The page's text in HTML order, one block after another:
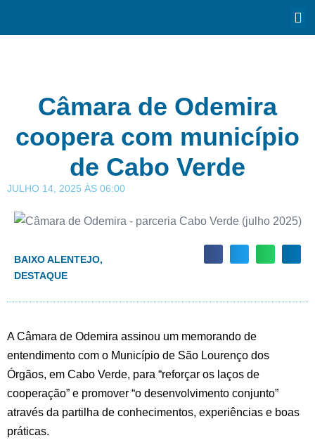
Câmara de Odemira
coopera com município
de Cabo Verde
JULHO 14, 2025 ÀS 06:00
BAIXO ALENTEJO,
DESTAQUE
A Câmara de Odemira assinou um memorando de
entendimento com o Município de São Lourenço dos
Órgãos, em Cabo Verde, para “reforçar os laços de
cooperação” e promover “o desenvolvimento conjunto”
através da partilha de conhecimentos, experiências e boas
práticas.